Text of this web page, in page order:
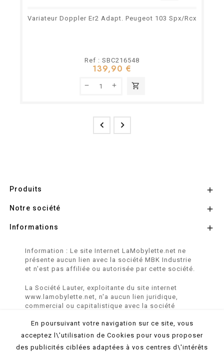
Variateur Doppler Er2 Adapt. Peugeot 103 Spx/Rcx
Ref : SBC216548
139,90 €
shopping_cart
 
Produits 
Notre société 
Informations 
Information : Le site Internet LaMobylette.net ne
présente aucun lien avec la société MBK Industrie
et n'est pas affiliée ou autorisée par cette société.
La Société Lauter, exploitante du site internet
www.lamobylette.net, n'a aucun lien juridique,
commercial ou capitalistique avec la société
marques SOLEX, VELOSOLEX, SOLEXINE et E-
SOLEX.
© 2026 LaMobylette.Net - Réalisation : ProduNet Informatique
En poursuivant votre navigation sur ce site, vous
acceptez l\'utilisation de Cookies pour vous proposer
des publicités ciblées adaptées à vos centres d\'intérêts